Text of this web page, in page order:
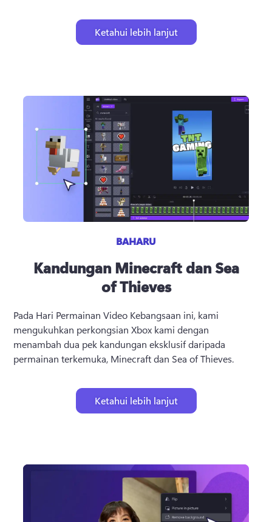
Ketahui lebih lanjut
BAHARU
Kandungan Minecraft dan Sea
of Thieves
Pada Hari Permainan Video Kebangsaan ini, kami
mengukuhkan perkongsian Xbox kami dengan
menambah dua pek kandungan eksklusif daripada
permainan terkemuka, Minecraft dan Sea of Thieves.
Ketahui lebih lanjut